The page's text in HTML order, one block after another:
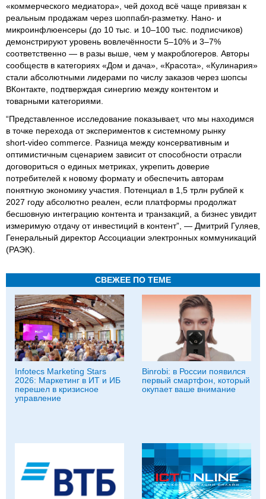
«коммерческого медиатора», чей доход всё чаще привязан к
реальным продажам через шоппабл‑разметку. Нано‑ и
микроинфлюенсеры (до 10 тыс. и 10–100 тыс. подписчиков)
демонстрируют уровень вовлечённости 5–10% и 3–7%
соответственно — в разы выше, чем у макроблогеров. Авторы
сообществ в категориях «Дом и дача», «Красота», «Кулинария»
стали абсолютными лидерами по числу заказов через шопсы
ВКонтакте, подтверждая синергию между контентом и
товарными категориями.
“Представленное исследование показывает, что мы находимся
в точке перехода от экспериментов к системному рынку
short‑video commerce. Разница между консервативным и
оптимистичным сценарием зависит от способности отрасли
договориться о единых метриках, укрепить доверие
потребителей к новому формату и обеспечить авторам
понятную экономику участия. Потенциал в 1,5 трлн рублей к
2027 году абсолютно реален, если платформы продолжат
бесшовную интеграцию контента и транзакций, а бизнес увидит
измеримую отдачу от инвестиций в контент”, — Дмитрий Гуляев,
Генеральный директор Ассоциации электронных коммуникаций
(РАЭК).
СВЕЖЕЕ ПО ТЕМЕ
Infotecs Marketing Stars
2026: Маркетинг в ИТ и ИБ
перешел в кризисное
управление
Binrobi: в России появился
первый смартфон, который
окупает ваше внимание